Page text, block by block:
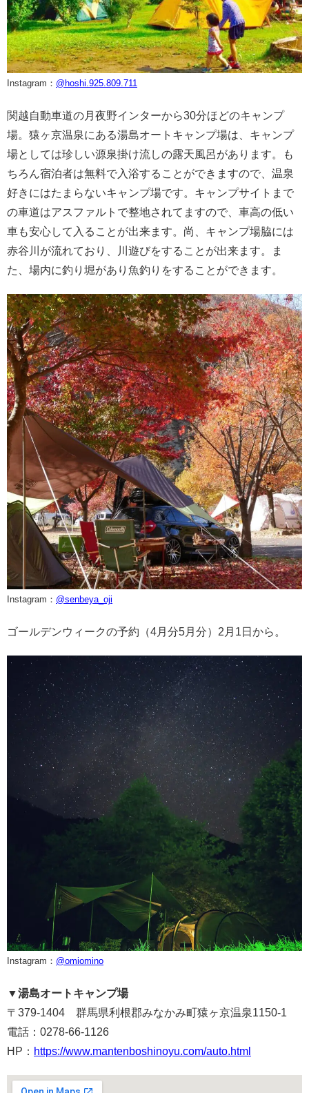
Instagram： @ hoshi.925.809.711
関越自動車道の月夜野インターから30分ほどのキャンプ
場。猿ヶ京温泉にある湯島オートキャンプ場は、キャンプ
場としては珍しい源泉掛け流しの露天風呂があります。も
ちろん宿泊者は無料で入浴することができますので、温泉
好きにはたまらないキャンプ場です。キャンプサイトまで
の車道はアスファルトで整地されてますので、車高の低い
車も安心して入ることが出来ます。尚、キャンプ場脇には
赤谷川が流れており、川遊びをすることが出来ます。ま
た、場内に釣り堀があり魚釣りをすることができます。
Instagram： @senbeya_oji
ゴールデンウィークの予約（4月分5月分）2月1日から。
Instagram： @omiomino
▼湯島オートキャンプ場
〒379-1404 群馬県利根郡みなかみ町猿ヶ京温泉1150-1
電話：0278-66-1126
HP： https://www.mantenboshinoyu.com/auto.html